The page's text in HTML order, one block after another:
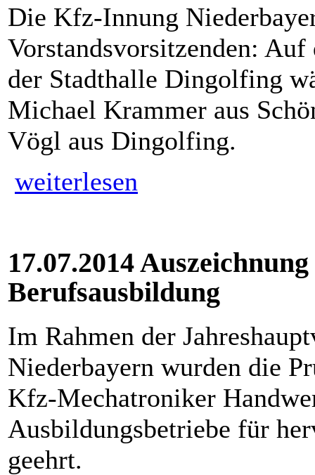
Die Kfz-Innung
Vorstandsvorsitzenden:
der Stadthalle Dingolfing
Michael Krammer aus
Vögl aus Dingolfing.
weiterlesen
17.07.2014
Berufsausbildung
Im Rahmen der
Niederbayern wurden die
Kfz-Mechatroniker
Ausbildungsbetriebe für
geehrt.